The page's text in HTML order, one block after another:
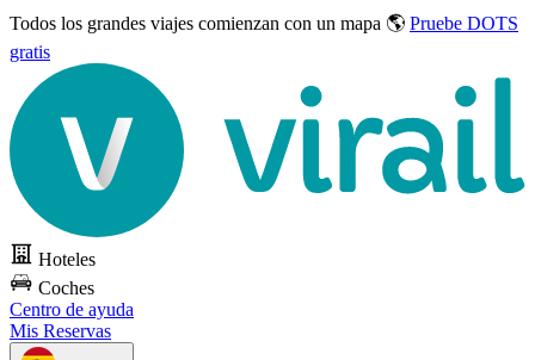
Todos los grandes viajes comienzan con un mapa 🌎 Pruebe DOTS
gratis
Hoteles
Coches
Centro de ayuda
Mis Reservas